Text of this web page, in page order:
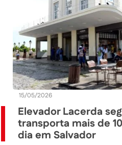
15/05/2026
Elevador Lacerda
transporta mais de
dia em Salvador